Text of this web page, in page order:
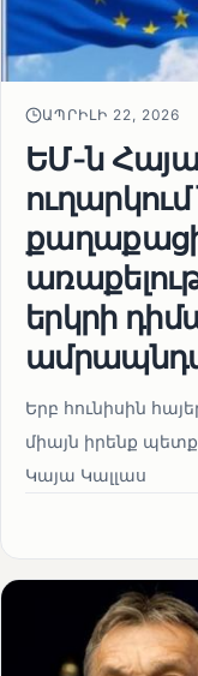
ԱՊՐԻԼԻ 22, 2026
ԵՄ-ն
ուղարկում
երկրի
Երբ հունիսին
միայն իրենք
Կայա Կալլաս